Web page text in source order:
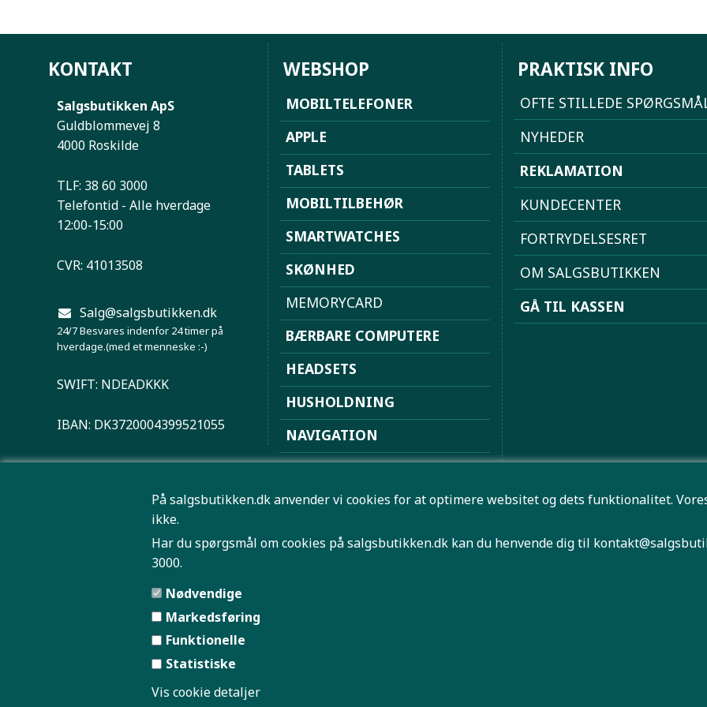
På salgsbutikken.dk anvender vi cookies for at optimere websitet og dets funktionalitet.
ikke.
Har du spørgsmål om cookies på salgsbutikken.dk kan du henvende dig til
3000.
Nødvendige
Markedsføring
Funktionelle
Statistiske
Vis cookie detaljer
KONTAKT
Salgsbutikken ApS
Guldblommevej 8
4000 Roskilde
TLF: 38 60 3000
Telefontid - Alle hverdage
12:00-15:00
CVR: 41013508
Salg@salgsbutikken.dk
24/7 Besvares indenfor 24 timer på
hverdage.(med et menneske :-)
SWIFT: NDEADKKK
IBAN: DK3720004399521055
WEBSHOP
MOBILTELEFONER
APPLE
TABLETS
MOBILTILBEHØR
SMARTWATCHES
SKØNHED
MEMORYCARD
BÆRBARE COMPUTERE
HEADSETS
HUSHOLDNING
NAVIGATION
PLAYSTATION
ROBOTSTØVSUGERE
SPORT OG FRITID
PRAKTISK INFO
OFTE STILLEDE
NYHEDER
REKLAMATION
KUNDECENTER
FORTRYDELSESRET
OM SALGSBUTIKKEN
GÅ TIL KASSEN